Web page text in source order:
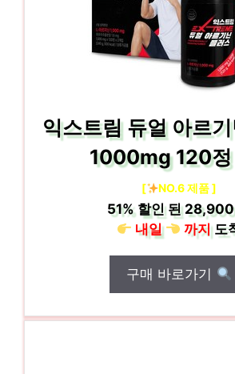
익스트림 듀얼 아르
1000mg 120정
[ NO.6 제품 ]
51%할인 된28,900
내일
까지도
구매 바로가기